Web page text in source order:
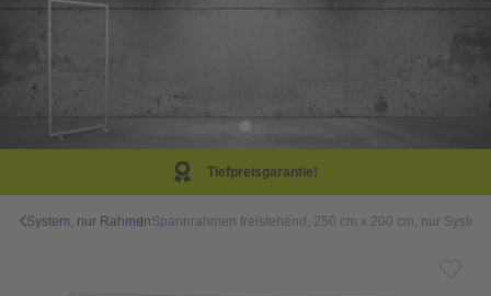
System, nur RahmenSpannrahmen freistehend, 250 cm x 200 cm, nur